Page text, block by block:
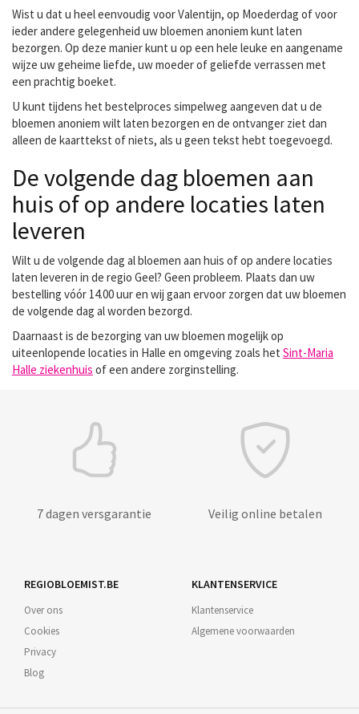
Wist u dat u heel eenvoudig voor Valentijn, op Moederdag of voor
ieder andere gelegenheid uw bloemen anoniem kunt laten
bezorgen. Op deze manier kunt u op een hele leuke en aangename
wijze uw geheime liefde, uw moeder of geliefde verrassen met
een prachtig boeket.
U kunt tijdens het bestelproces simpelweg aangeven dat u de
bloemen anoniem wilt laten bezorgen en de ontvanger ziet dan
alleen de kaarttekst of niets, als u geen tekst hebt toegevoegd.
De volgende dag bloemen aan
huis of op andere locaties laten
leveren
Wilt u de volgende dag al bloemen aan huis of op andere locaties
laten leveren in de regio Geel? Geen probleem. Plaats dan uw
bestelling vóór 14.00 uur en wij gaan ervoor zorgen dat uw bloemen
de volgende dag al worden bezorgd.
Daarnaast is de bezorging van uw bloemen mogelijk op
uiteenlopende locaties in Halle en omgeving zoals het Sint-Maria
Halle ziekenhuis of een andere zorginstelling.
7 dagen versgarantie Veilig online betalen
REGIOBLOEMIST.BE
Over ons
Cookies
Privacy
Blog
KLANTENSERVICE
Klantenservice
Algemene voorwaarden